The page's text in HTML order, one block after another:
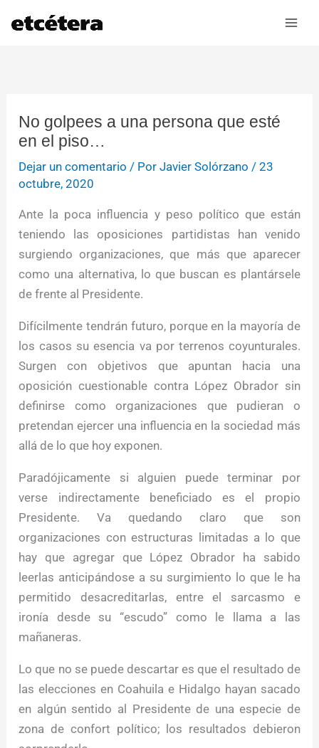
No golpees a una persona que esté
en el piso…
Dejar un comentario / PorJavier Solórzano /23
octubre, 2020
Ante la poca influencia y peso político que están
teniendo las oposiciones partidistas han venido
surgiendo organizaciones, que más que aparecer
como una alternativa, lo que buscan es plantársele
de frente al Presidente.
Difícilmente tendrán futuro, porque en la mayoría de
los casos su esencia va por terrenos coyunturales.
Surgen con objetivos que apuntan hacia una
oposición cuestionable contra López Obrador sin
definirse como organizaciones que pudieran o
pretendan ejercer una influencia en la sociedad más
allá de lo que hoy exponen.
Paradójicamente si alguien puede terminar por
verse indirectamente beneficiado es el propio
Presidente. Va quedando claro que son
organizaciones con estructuras limitadas a lo que
hay que agregar que López Obrador ha sabido
leerlas anticipándose a su surgimiento lo que le ha
permitido desacreditarlas, entre el sarcasmo e
ironía desde su “escudo” como le llama a las
mañaneras.
Lo que no se puede descartar es que el resultado de
las elecciones en Coahuila e Hidalgo hayan sacado
en algún sentido al Presidente de una especie de
zona de confort político; los resultados debieron